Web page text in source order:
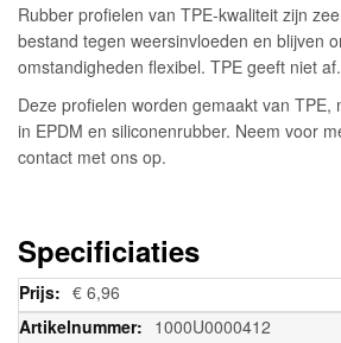
Rubber profielen van TPE-kwaliteit zijn
bestand tegen weersinvloeden en blijven
omstandigheden flexibel. TPE geeft niet af.
Deze profielen worden gemaakt van TPE,
in EPDM en siliconenrubber. Neem voor
contact met ons op.
Specificiaties
Meer
informatie
€ 6,96
1000U0000412